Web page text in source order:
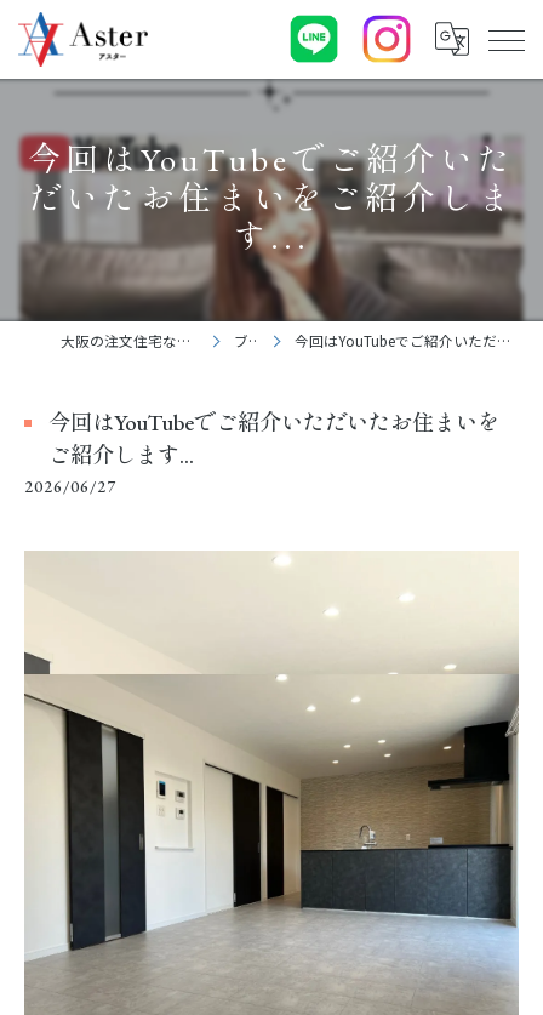
今回はYouTubeでご紹介いた
だいたお住まいをご紹介しま
す...
大阪の注文住宅なら株式会社アスター ブログ 今回はYouTubeでご紹介いただいたお住まいをご紹介します...
今回はYouTubeでご紹介いただいたお住まいを
ご紹介します...
2026/06/27